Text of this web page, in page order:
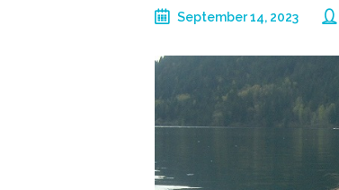
September 14, 2023